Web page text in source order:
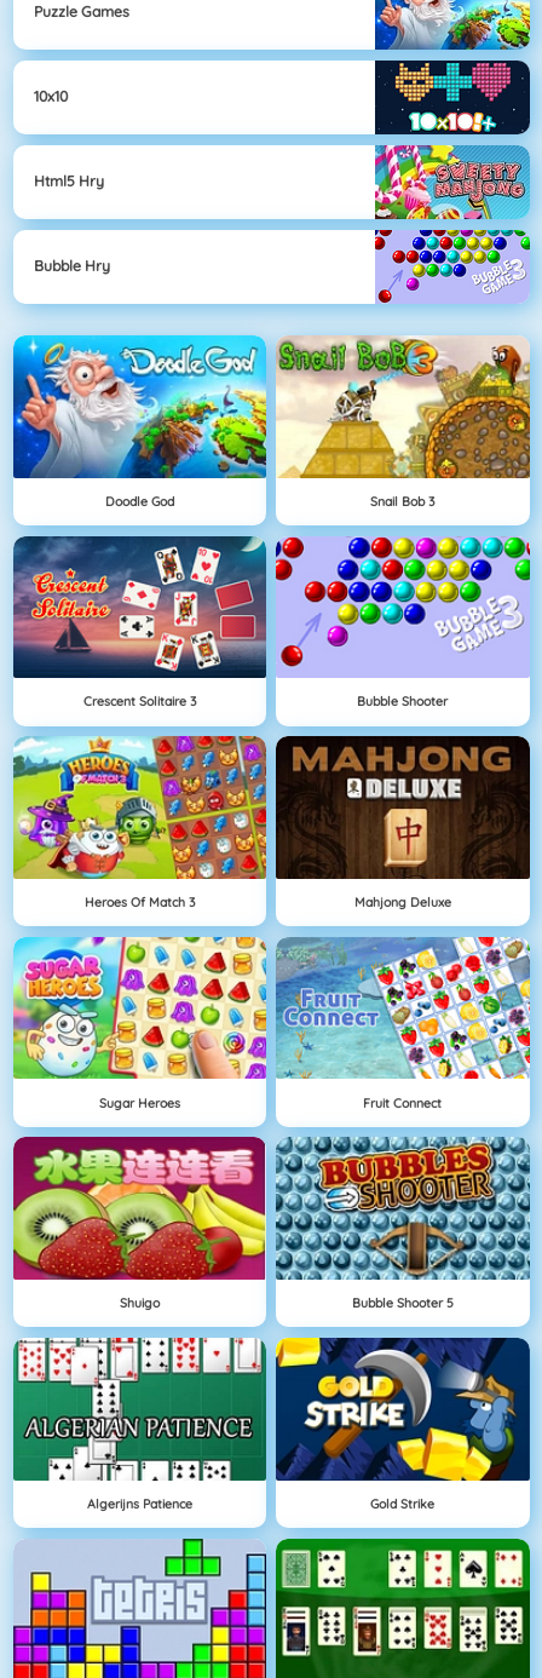
Puzzle Games
10x10
Html5 Hry
Bubble Hry
Doodle God Snail Bob 3
Crescent Solitaire 3 Bubble Shooter
Heroes Of Match 3 Mahjong Deluxe
Sugar Heroes Fruit Connect
Shuigo Bubble Shooter 5
Algerijns Patience Gold Strike